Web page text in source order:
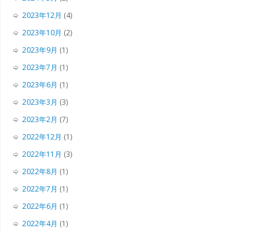
2023年12月 (4)
2023年10月 (2)
2023年9月 (1)
2023年7月 (1)
2023年6月 (1)
2023年3月 (3)
2023年2月 (7)
2022年12月 (1)
2022年11月 (3)
2022年8月 (1)
2022年7月 (1)
2022年6月 (1)
2022年4月 (1)